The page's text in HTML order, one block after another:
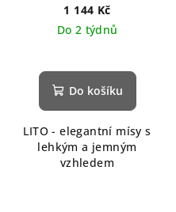
1 144 Kč
Do 2 týdnů
Do košíku
LITO - elegantní mísy s
lehkým a jemným
vzhledem